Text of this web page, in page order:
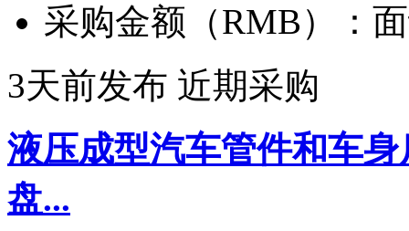
采购金额（RMB）：
3天前发布 近期采购
液压成型汽车管件和车
盘...